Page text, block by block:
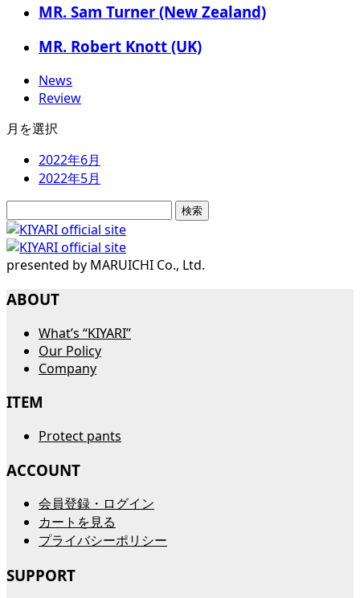
MR. Sam Turner (New Zealand)
MR. Robert Knott (UK)
News
Review
月を選択
2022年6月
2022年5月
索:
presented by MARUICHI Co., Ltd.
ABOUT
What’s “KIYARI”
Our Policy
Company
ITEM
Protect pants
ACCOUNT
会員登録・ログイン
カートを見る
プライバシーポリシー
SUPPORT